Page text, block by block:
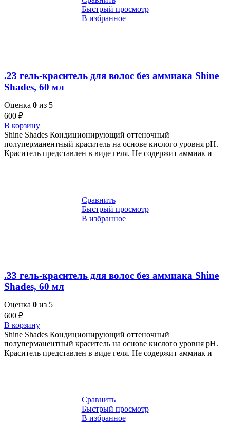
Быстрый просмотр
В избранное
.23 гель-краситель для волос без аммиака Shine
Shades, 60 мл
Оценка 0 из 5
600 ₽
В корзину
Shine Shades Кондиционирующий оттеночный
полуперманентный краситель на основе кислого уровня pH.
Краситель представлен в виде геля. Не содержит аммиак и
Сравнить
Быстрый просмотр
В избранное
.33 гель-краситель для волос без аммиака Shine
Shades, 60 мл
Оценка 0 из 5
600 ₽
В корзину
Shine Shades Кондиционирующий оттеночный
полуперманентный краситель на основе кислого уровня pH.
Краситель представлен в виде геля. Не содержит аммиак и
Сравнить
Быстрый просмотр
В избранное